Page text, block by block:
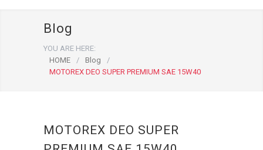
Blog
YOU ARE HERE:
HOME
/ Blog
/
MOTOREX DEO SUPER PREMIUM SAE 15W40
MOTOREX DEO SUPER